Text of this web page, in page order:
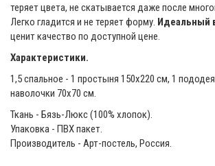
теряет цвета, не скатывается даже после
Легко гладится и не теряет форму. Идеальный
ценит качество по доступной цене.
Характеристики.
1,5 спальное - 1 простыня 150х220 см, 1
наволочки 70х70 см.
Ткань - Бязь-Люкс (100% хлопок).
Упаковка - ПВХ пакет.
Производитель - Арт-постель, Россия.